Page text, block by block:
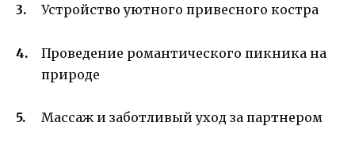
Устройство уютного привесного костра
Проведение романтического пикника на
природе
Массаж и заботливый уход за партнером